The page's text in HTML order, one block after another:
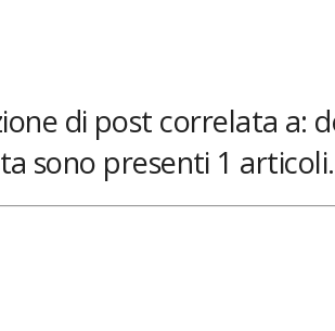
di post correlata a:
sono presenti 1 articoli.